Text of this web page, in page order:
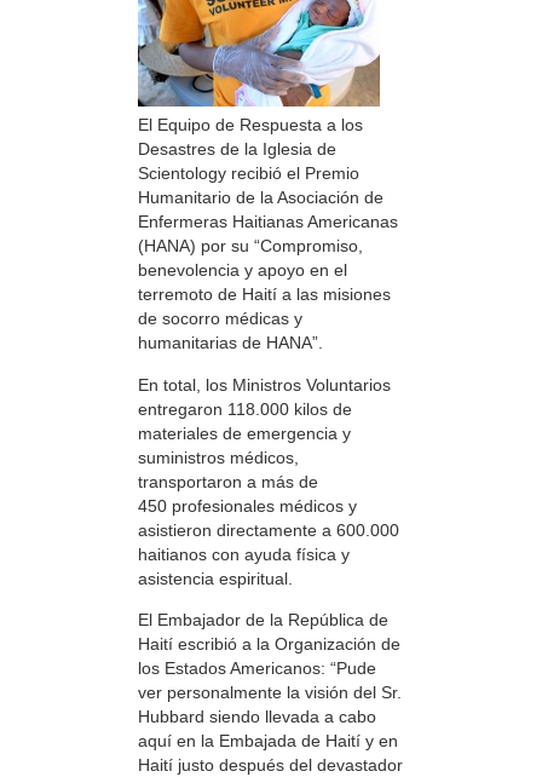
El Equipo de Respuesta a los
Desastres de la Iglesia de
Scientology recibió el Premio
Humanitario de la Asociación de
Enfermeras Haitianas Americanas
(HANA) por su “Compromiso,
benevolencia y apoyo en el
terremoto de Haití a las misiones
de socorro médicas y
humanitarias de HANA”.
En total, los Ministros Voluntarios
entregaron 118.000 kilos de
materiales de emergencia y
suministros médicos,
transportaron a más de
450 profesionales médicos y
asistieron directamente a 600.000
haitianos con ayuda física y
asistencia espiritual.
El Embajador de la República de
Haití escribió a la Organización de
los Estados Americanos: “Pude
ver personalmente la visión del Sr.
Hubbard siendo llevada a cabo
aquí en la Embajada de Haití y en
Haití justo después del devastador